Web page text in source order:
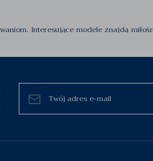
Interesujące modele znajdą
cieszą się też zestawy
- a z pewnością jest w czym wybierać.
niepowtarzalną biżuterię zarówno ze